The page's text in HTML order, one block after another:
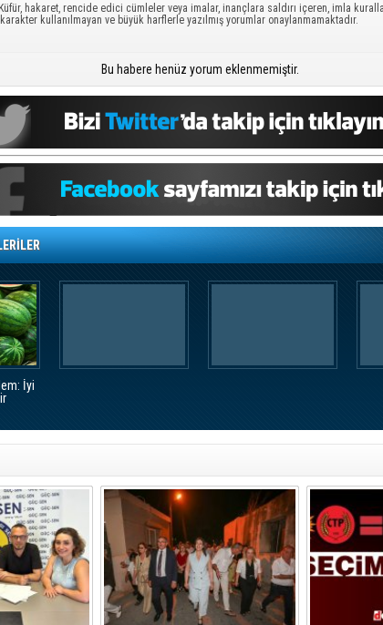
Küfür, hakaret, rencide edici cümleler veya imalar, inançlara saldırı içeren, imla
kullanılmayan ve büyük harflerle yazılmış yorumlar onaylanmamaktadır.
Bu habere henüz yorum eklenmemiştir.
İyi